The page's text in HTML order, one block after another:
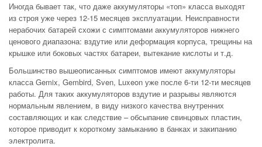
Иногда бывает так, что даже аккумуляторы «топ» класса выходят
из строя уже через 12-15 месяцев эксплуатации. Неисправности
нерабочих батарей схожи с симптомами аккумуляторов нижнего
ценового диапазона: вздутие или деформация корпуса, трещины на
крышке или боковых частях батареи, вытекание кислоты и т.д.
Большинство вышеописанных симптомов имеют аккумуляторы
класса Gemix, Gembird, Sven, Luxeon уже после 6-ти 12-ти месяцев
работы. Для таких аккумуляторов вздутие и разрывы являются
нормальным явлением, в виду низкого качества внутренних
составляющих и как следствие – обсыпание свинцовых пластин,
которое приводит к короткому замыканию в банках и закипанию
электролита.